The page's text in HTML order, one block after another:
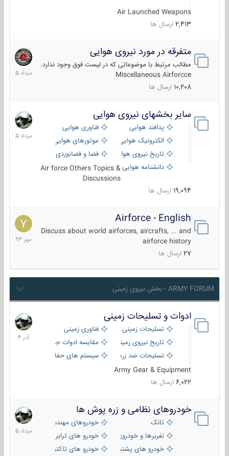
Air Launched Weapons
2,413 ارسال ها
متفرقه در مورد نیروی هوایی
مطالب مرتبط با موضوعاتی که در لیست فوق وجود ندارد.
Miscellaneous Airforcce
10,208 ارسال ها
7
مرداد
1405
سایر بخشهای نیروی هوایی
پدافند هوایی
فناوری هوایی
الکترونیک هوایی
موتورهای هوایی
تاریخ نیروی هوایی
فضا و فضانوردی
دانشنامه هواییAir force Others Topics &
Discussions
19,094 ارسال ها
2
مرداد
1405
Airforce - English
Discuss about world airforces, aircrafts, ... and
airforce history
27 ارسال ها
15
مهر
1393
ARMY FORUM - بخش نیروی زمینی
ادوات و تسلیحات زمینی
تسلیحات زمینی
فناوری زمینی
تاریخ نیروی زمینی
مقایسه ادوات جنگی
تسلیحات ضد زره
سیستم های حفاظت فعال
Army Gear & Equipment
6,022 ارسال ها
21
آذر
1404
خودروهای نظامی و زره پوش ها
تانک
خودروهای مهندسی
نفربرها و خودروی های رزمی پیاده نظام
خودرو های ترابری نظامی
خودرو های پشتیبانی آتش ، شناسایی و ضد تانک
خودرو های تاکتیکی نظامی
2
مرداد
1405